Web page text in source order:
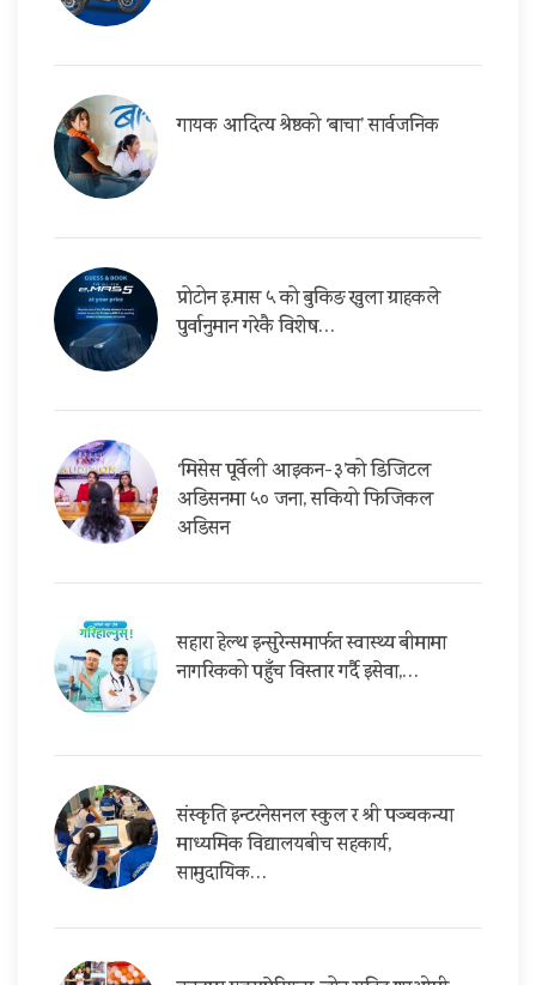
गायक आदित्य श्रेष्ठको ‘बाचा’ सार्वजनिक
प्रोटोन इ.मास ५ को बुकिङ खुला ग्राहकले
पुर्वानुमान गरेकै विशेष…
‘मिसेस पूर्वेली आइकन-३’को डिजिटल
अडिसनमा ५० जना, सकियो फिजिकल
अडिसन
सहारा हेल्थ इन्सुरेन्समार्फत स्वास्थ्य बीमामा
नागरिकको पहुँच विस्तार गर्दै इसेवा,…
संस्कृति इन्टरनेसनल स्कुल र श्री पञ्चकन्या
माध्यमिक विद्यालयबीच सहकार्य,
सामुदायिक…